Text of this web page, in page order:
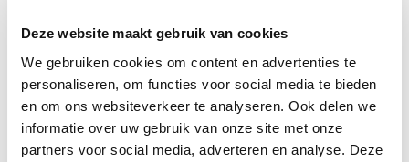
Deze website maakt gebruik van cookies
We gebruiken cookies om content en advertenties te
personaliseren, om functies voor social media te bieden
en om ons websiteverkeer te analyseren. Ook delen we
informatie over uw gebruik van onze site met onze
partners voor social media, adverteren en analyse. Deze
Hoogte: 1300 mm
Zitbreedte: 890 mm
Zithoogte: 400 mm
Gewicht: 90,7 kilo
Over Naughtone